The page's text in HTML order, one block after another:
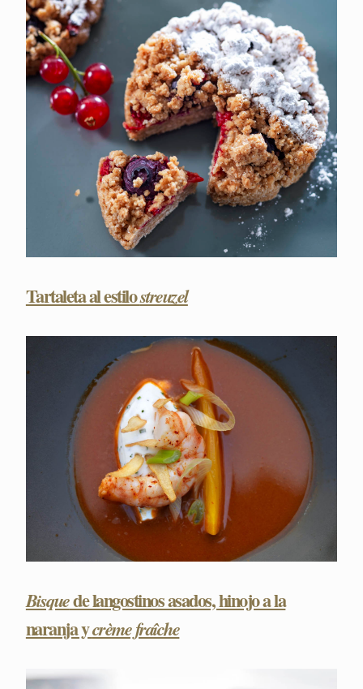
Tartaleta al estilostreuzel
Bisquede langostinos asados, hinojo a la
naranja ycrème fraîche